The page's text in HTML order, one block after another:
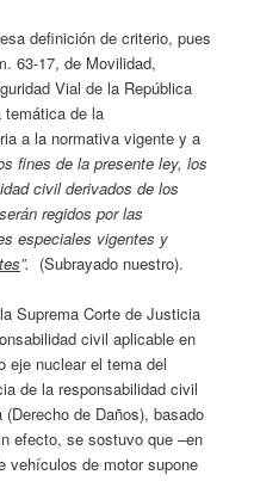
definición de criterio, pues
63-17, de Movilidad,
Vial de la República
temática de la
a la normativa vigente y a
fines de la presente ley, los
civil derivados de los
regidos por las
especiales vigentes y
”. (Subrayado nuestro).
Suprema Corte de Justicia
civil aplicable en
eje nuclear el tema del
de la responsabilidad civil
de Daños), basado
efecto, se sostuvo que –en
vehículos de motor supone